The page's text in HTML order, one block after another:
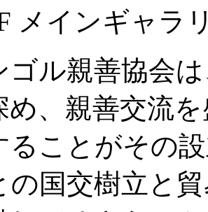
メインギャラ
ゴル親善協会
め、親善交流
ることがその
の国交樹立と